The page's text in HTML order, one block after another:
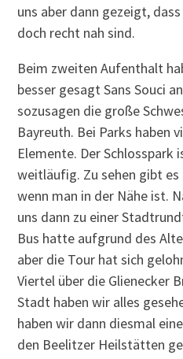
uns aber dann gezeigt,
doch recht nah sind.
Beim zweiten Aufenthalt
besser gesagt Sans Souci
sozusagen die große
Bayreuth. Bei Parks haben
Elemente. Der Schlosspark
weitläufig. Zu sehen gibt es
wenn man in der Nähe ist.
uns dann zu einer
Bus hatte aufgrund des
aber die Tour hat sich
Viertel über die Glienecker
Stadt haben wir alles
haben wir dann diesmal
den Beelitzer Heilstätten